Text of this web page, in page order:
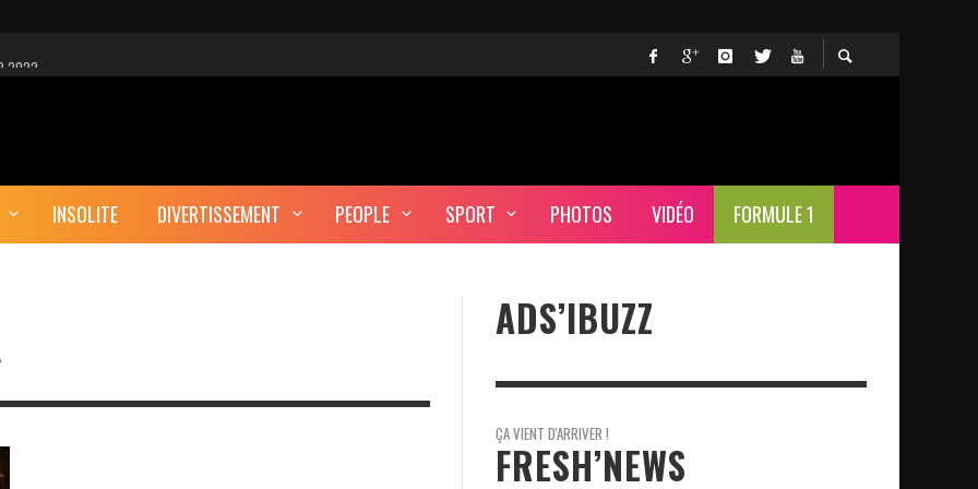
2022
T-IL ENTERRÉ EN TUNISIE?
INSOLITE DIVERTISSEMENT PEOPLE SPORT PHOTOS VIDÉO FORMULE 1
ADS’IBUZZ
ÇA VIENT D'ARRIVER !
FRESH’NEWS